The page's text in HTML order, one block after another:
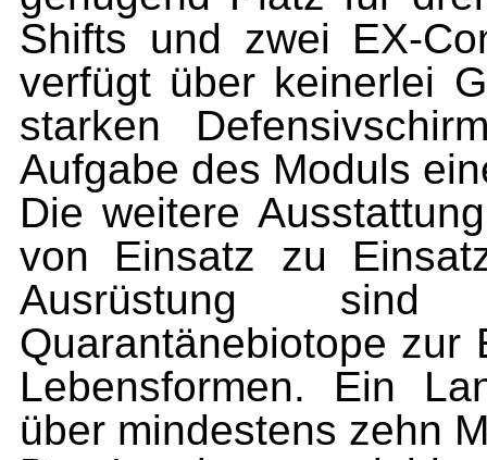
Shifts und zwei EX-
verfügt über keinerlei
starken
Aufgabe des Moduls
Die weitere
von Einsatz zu
Ausrüstung
Quarantänebiotope zur
Lebensformen. Ein
über mindestens zehn